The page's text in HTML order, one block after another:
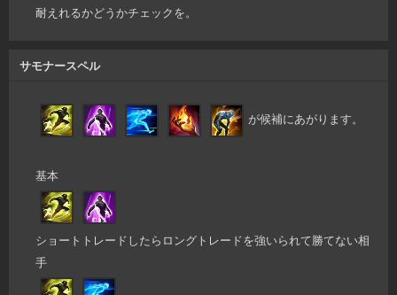
耐えれるかどうかチェックを。
サモナースペル
が候補にあがります。
基本
ショートトレードしたらロングトレードを強いられて勝てない相
手